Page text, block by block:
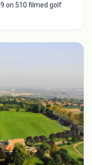
on 510 filmed golf